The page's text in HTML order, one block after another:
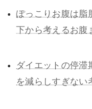
ぽっこりお腹は脂
下から考えるお腹
ダイエットの停滞
を減らしすぎない